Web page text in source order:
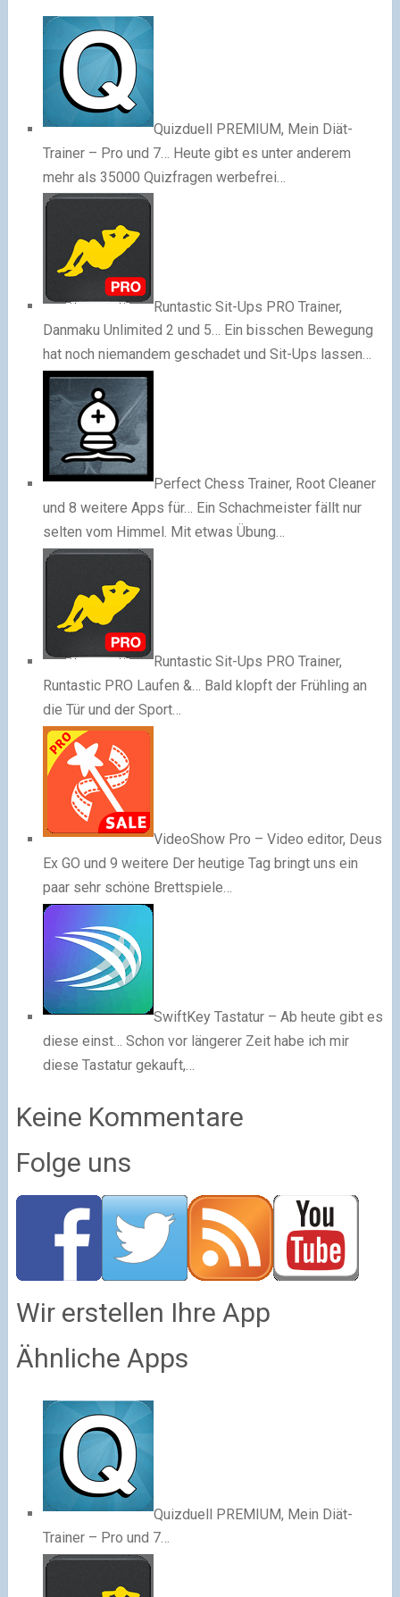
Quizduell PREMIUM, Mein Diät-
Trainer – Pro und 7…
Heute gibt es unter anderem
mehr als 35000 Quizfragen werbefrei…
Runtastic Sit-Ups PRO Trainer,
Danmaku Unlimited 2 und 5… Ein bisschen Bewegung
hat noch niemandem geschadet und Sit-Ups lassen…
Perfect Chess Trainer, Root Cleaner
und 8 weitere Apps für… Ein Schachmeister fällt nur
selten vom Himmel. Mit etwas Übung…
Runtastic Sit-Ups PRO Trainer,
Runtastic PRO Laufen &… Bald klopft der Frühling an
die Tür und der Sport…
VideoShow Pro – Video editor, Deus
Ex GO und 9 weitere Der heutige Tag bringt uns ein
paar sehr schöne Brettspiele…
SwiftKey Tastatur – Ab heute gibt es
diese einst…
Schon vor längerer Zeit habe ich mir
diese Tastatur gekauft,…
Keine Kommentare
Folge uns
Wir erstellen Ihre App
Ähnliche Apps
Quizduell PREMIUM, Mein Diät-
Trainer – Pro und 7…